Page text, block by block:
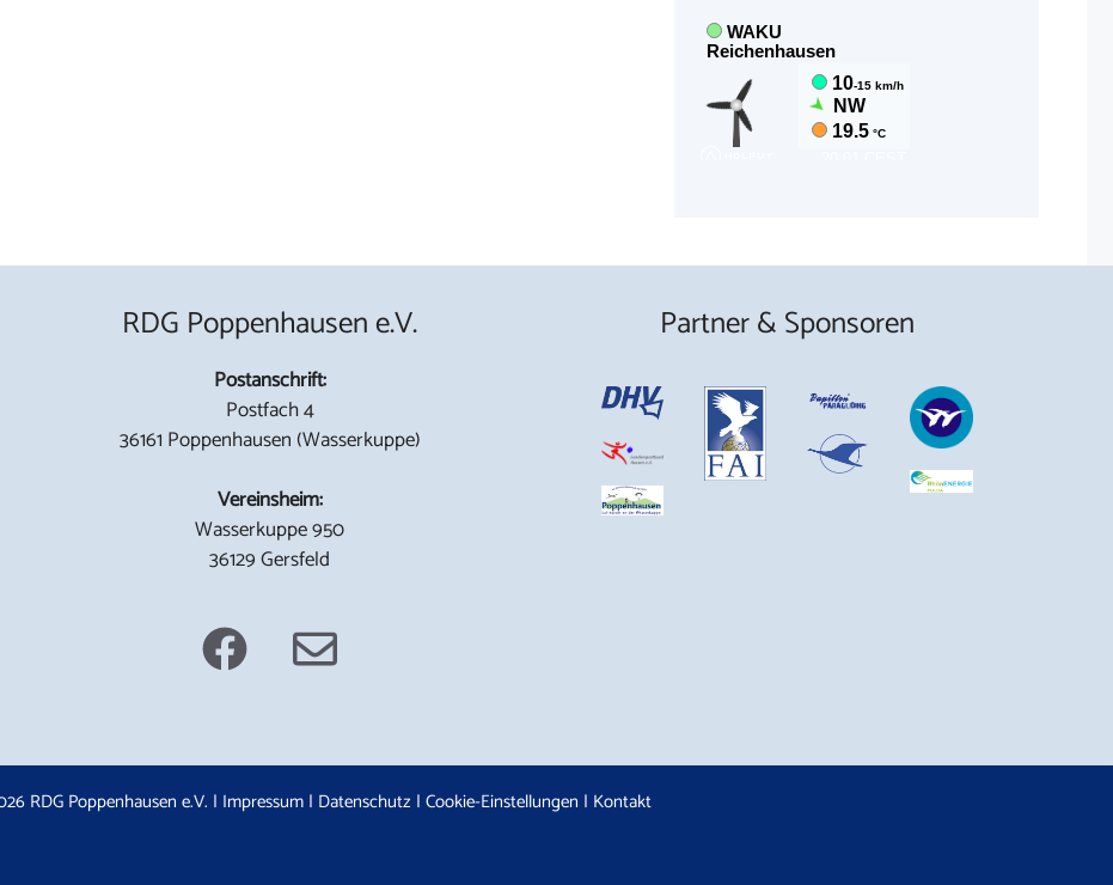
RDG Poppenhausen e.V.
Postanschrift:
Postfach 4
36161 Poppenhausen (Wasserkuppe)
Vereinsheim:
Wasserkuppe 950
36129 Gersfeld
Partner & Sponsoren
RDG Poppenhausen e.V. | Impressum| Datenschutz | Cookie-Einstellungen | Kontakt